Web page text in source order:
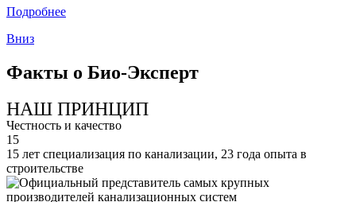
Подробнее
Вниз
Факты о Био-Эксперт
НАШ ПРИНЦИП
Честность и качество
15
15 лет специализация по канализации, 23 года опыта в
строительстве